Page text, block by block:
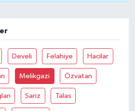
Develi Felahiye Hacilar
Melikgazi Özvatan
Sariz Talas